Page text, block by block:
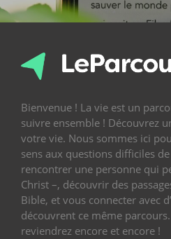
Bienvenue ! La vie est un
suivre ensemble ! Découvrez
votre vie. Nous sommes ici
sens aux questions difficiles
rencontrer une personne qui
Christ –, découvrir des
Bible, et vous connecter avec
découvrent ce même
reviendrez encore et encore !